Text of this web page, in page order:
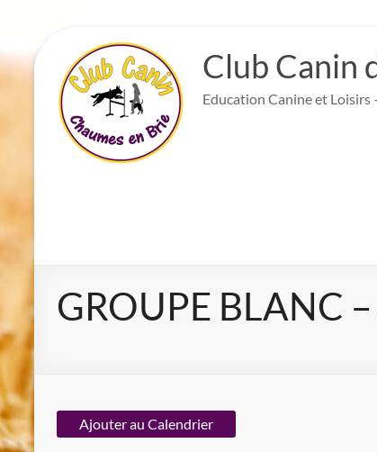
au
contenu
Club Canin
Education Canine et Loisirs
GROUPE BLANC
Ajouter au Calendrier